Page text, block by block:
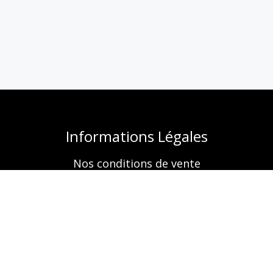
Informations Légales
Nos conditions de vente